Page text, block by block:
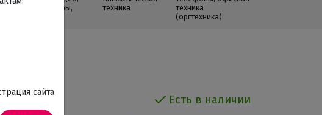
Телевизоры,
техника
техника
(оргтехника)
H Есть в наличии
сайта